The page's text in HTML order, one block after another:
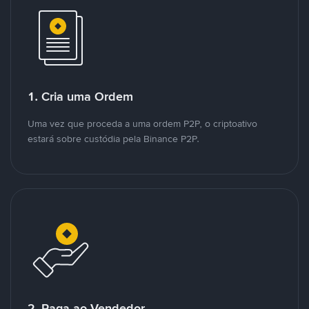
1. Cria uma Ordem
Uma vez que proceda a uma ordem P2P, o criptoativo
estará sobre custódia pela Binance P2P.